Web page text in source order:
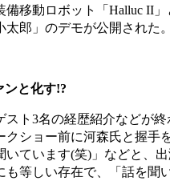
移動ロボット「Halluc II
郎」のデモが公開された。
ンと化す!?
ト3名の経歴紹介などが
ショー前に河森氏と握手
ています(笑)」などと、
等しい存在で、「話を聞